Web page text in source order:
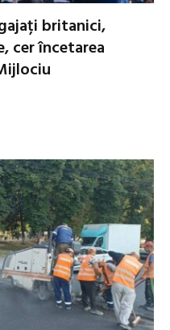
britanici,
cer încetarea